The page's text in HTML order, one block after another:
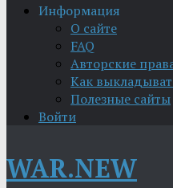
Информация
О сайте
FAQ
Авторские
Как
Полезные сайты
Войти
WAR.NEW